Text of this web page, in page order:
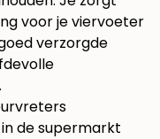
voor je viervoeter
verzorgde
de supermarkt